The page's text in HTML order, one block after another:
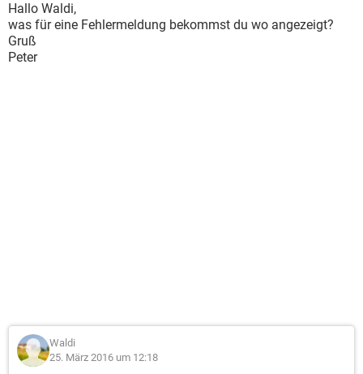
Hallo Waldi,
was für eine Fehlermeldung bekommst du wo angezeigt?
Gruß
Peter
Waldi
25. März 2016 um 12:18